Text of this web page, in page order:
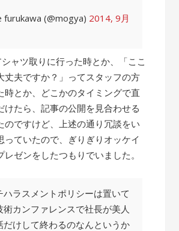
(@mogya) 2014, 9月
ャツ取りに行った時とか、「ここ
丈夫ですか？」ってスタッフの方
時とか、どこかのタイミングで直
けたら、記事の公開を見合わせる
のですけど、上述の通り冗談をい
っていたので、ぎりぎりオッケイ
レゼンをしたつもりでいました。
ハラスメントポリシーは置いて
術カンファレンスで社長が美人
だけして終わるのなんというか